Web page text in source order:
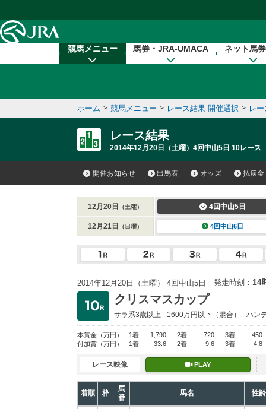
競馬メニュー 馬券・JRA-UMACA ネット馬
ホーム > 競馬メニュー > レース結果 開催選択 > レ
レース結果
2014年12月20日（土曜）4回中山5日 10レース
開催お知らせ 出馬表 オッズ 払戻金
12月20日 （土曜） 4回中山5日
12月21日 （日曜） 4回中山6日
2014年12月20日（土曜） 4回中山5日 発走時刻： 14
クリスマスカップ
サラ系3歳以上 1600万円以下 （混合） ハン
本賞金 （万円） 1着 1,790 2着 720 3着
450
付加賞 （万円） 1着 33.6 2着 9.6 3着 4.8
レース映像 PLAY
着順 枠
馬
番
馬名 性齢